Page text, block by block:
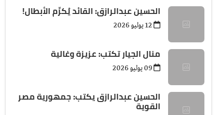
الحسين عبدالرازق: القائد يُكرِّم الأبطال!
منال الجيار تكتب: عزيزة وغالية
الحسين عبدالرازق يكتب: جمهورية مصر
القوية